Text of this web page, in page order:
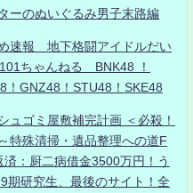
ーのぬいぐるみ男子末路編
速報 地下格闘アイドルだい
ちゃんねる BNK48 ！
！GNZ48！STU48！SKE48
ュゴミ屋敷補完計画 ＜必殺！
特殊清掃・遺品整理への道F
：厨二病借金3500万円！う
期研究生、最後のサイト！全